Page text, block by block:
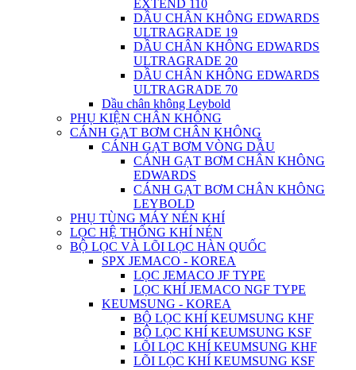
EXTEND 110
DẦU CHÂN KHÔNG EDWARDS
ULTRAGRADE 19
DẦU CHÂN KHÔNG EDWARDS
ULTRAGRADE 20
DẦU CHÂN KHÔNG EDWARDS
ULTRAGRADE 70
Dầu chân không Leybold
PHỤ KIỆN CHÂN KHÔNG
CÁNH GẠT BƠM CHÂN KHÔNG
CÁNH GẠT BƠM VÒNG DẦU
CÁNH GẠT BƠM CHÂN KHÔNG
EDWARDS
CÁNH GẠT BƠM CHÂN KHÔNG
LEYBOLD
PHỤ TÙNG MÁY NÉN KHÍ
LỌC HỆ THỐNG KHÍ NÉN
BỘ LỌC VÀ LÕI LỌC HÀN QUỐC
SPX JEMACO - KOREA
LỌC JEMACO JF TYPE
LỌC KHÍ JEMACO NGF TYPE
KEUMSUNG - KOREA
BỘ LỌC KHÍ KEUMSUNG KHF
BỘ LỌC KHÍ KEUMSUNG KSF
LÕI LỌC KHÍ KEUMSUNG KHF
LÕI LỌC KHÍ KEUMSUNG KSF